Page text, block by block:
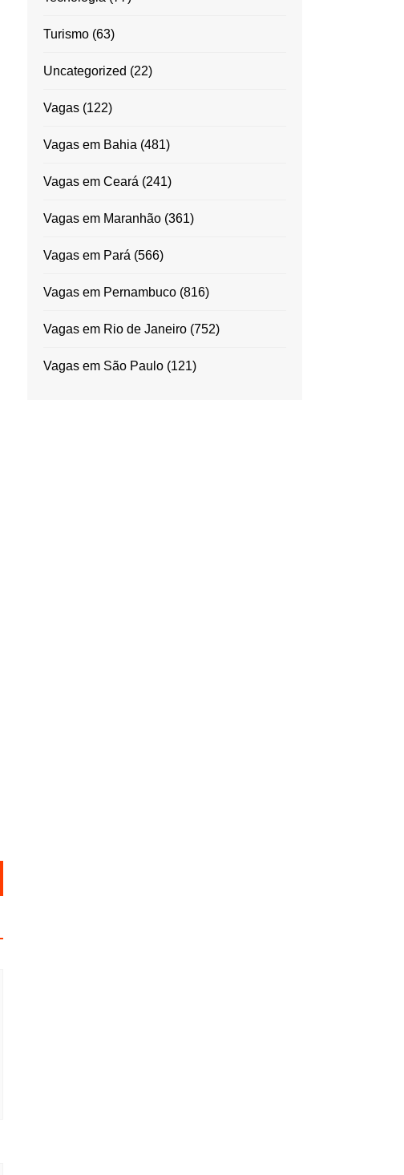
Turismo(63)
Uncategorized (22)
Vagas(122)
Vagas em Bahia (481)
Vagas em Ceará (241)
Vagas em Maranhão(361)
Vagas em Pará (566)
Vagas em Pernambuco(816)
Vagas em Rio de Janeiro(752)
Vagas em São Paulo(121)